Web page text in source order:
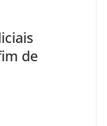
de